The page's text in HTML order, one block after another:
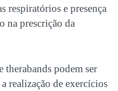
respiratórios e presença
na prescrição da
therabands podem ser
realização de exercícios